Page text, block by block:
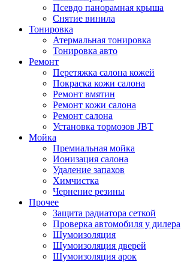
Псевдо панорамная крыша
Снятие винила
Тонировка
Атермальная тонировка
Тонировка авто
Ремонт
Перетяжка салона кожей
Покраска кожи салона
Ремонт вмятин
Ремонт кожи салона
Ремонт салона
Установка тормозов JBT
Мойка
Премиальная мойка
Ионизация салона
Удаление запахов
Химчистка
Чернение резины
Прочее
Защита радиатора сеткой
Проверка автомобиля у дилера
Шумоизоляция
Шумоизоляция дверей
Шумоизоляция арок